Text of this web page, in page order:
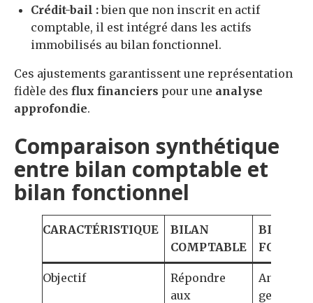
Crédit-bail :bien que non inscrit en actif
comptable, il est intégré dans les actifs
immobilisés au bilan fonctionnel.
Ces ajustements garantissent une représentation
fidèle des flux financiers pour une analyse
approfondie.
Comparaison synthétique
entre bilan comptable et
bilan fonctionnel
CARACTÉRISTIQUE
BILAN
COMPTABLE
BILAN
Objectif
Répondre
aux
Analyser
gestion